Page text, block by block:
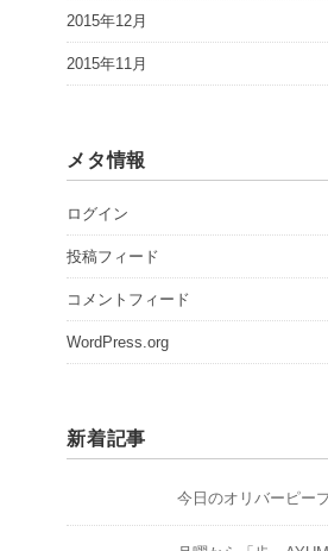
2015年12月
2015年11月
メタ情報
ログイン
投稿フィード
コメントフィード
WordPress.org
新着記事
今日のオリバーピー